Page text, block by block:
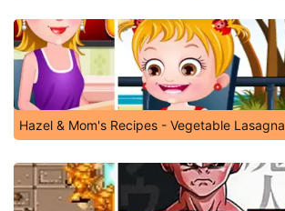
Hazel & Mom's Recipes - Vegetable Lasagna